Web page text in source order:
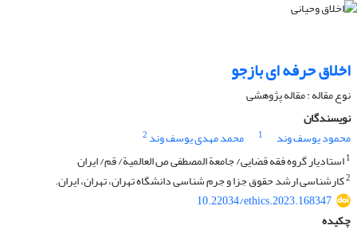
اخلاق حرفه ای بازجو
نوع مقاله : مقاله پژوهشی
نویسندگان
محمود یوسف وند
1 محمد مهدی یوسف وند 2
1استادیار گروه فقه قضایی/ جامعة المصطفی ص العالمیة/ قم/ ایران
2کارشناسی ارشد حقوق جزا و جرم شناسی دانشگاه تهران، تهران، ایران.
10.22034/ethics.2023.168347
چکیده